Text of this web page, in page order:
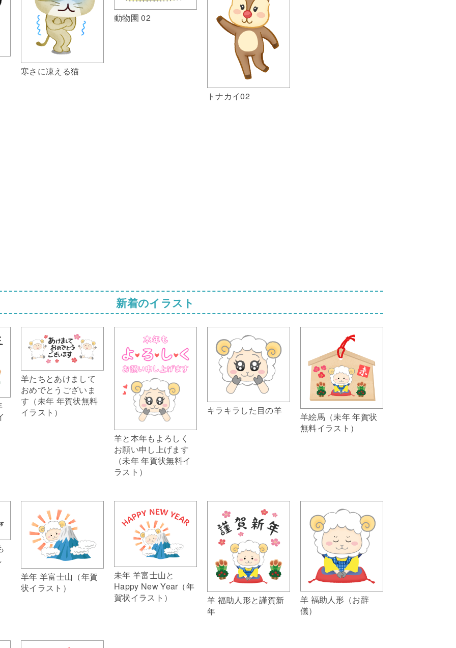
寒さに凍える猫
動物園 02
トナカイ02
新着のイラスト
羊たちとあけまして
おめでとうございま
す（未年 年賀状無料
イラスト）
羊と本年もよろしく
お願い申し上げます
（未年 年賀状無料イ
ラスト）
キラキラした目の羊
羊絵馬（未年 年賀状
無料イラスト）
羊年 羊富士山（年賀
状イラスト）
未年 羊富士山と
Happy New Year（年
賀状イラスト）
羊 福助人形と謹賀新
年
羊 福助人形（お辞
儀）